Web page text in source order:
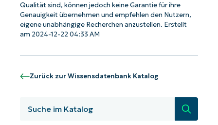
Qualität sind, können jedoch keine Garantie für ihre
Genauigkeit übernehmen und empfehlen den Nutzern,
eigene unabhängige Recherchen anzustellen. Erstellt
am 2024-12-22 04:33 AM
Zurück zur Wissensdatenbank Katalog
Suche
Starten Sie mit NinjaOne AI-gesteuerten